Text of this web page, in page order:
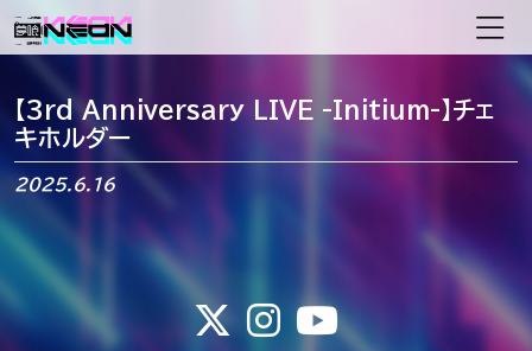
メインナビゲーション
【3rd Anniversary LIVE -Initium-】チェ
キホルダー
2025.6.16